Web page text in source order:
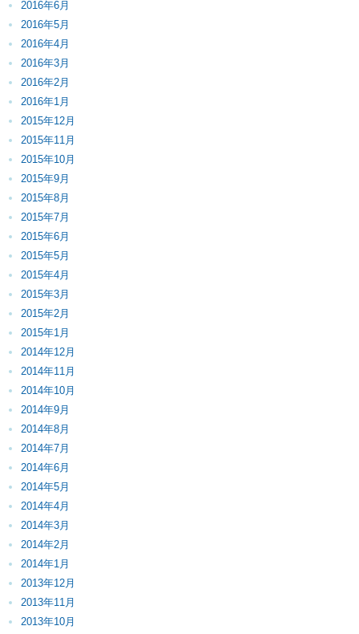
2016年6月
2016年5月
2016年4月
2016年3月
2016年2月
2016年1月
2015年12月
2015年11月
2015年10月
2015年9月
2015年8月
2015年7月
2015年6月
2015年5月
2015年4月
2015年3月
2015年2月
2015年1月
2014年12月
2014年11月
2014年10月
2014年9月
2014年8月
2014年7月
2014年6月
2014年5月
2014年4月
2014年3月
2014年2月
2014年1月
2013年12月
2013年11月
2013年10月